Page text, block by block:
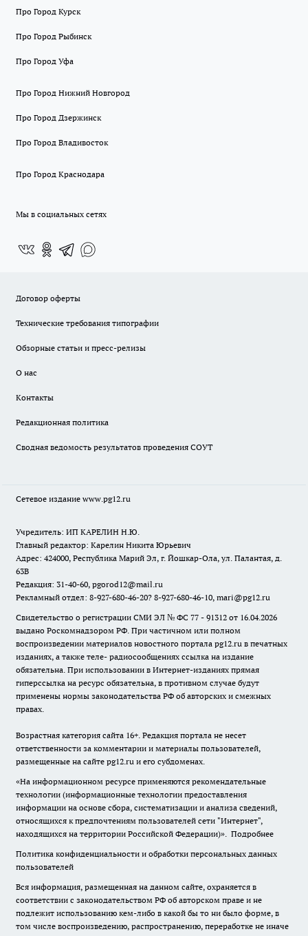
Про Город Курск
Про Город Рыбинск
Про Город Уфа
Про Город Нижний Новгород
Про Город Дзержинск
Про Город Владивосток
Про Город Краснодара
Мы в социальных сетях
Договор оферты
Технические требования типографии
Обзорные статьи и пресс-релизы
О нас
Контакты
Редакционная политика
Сводная ведомость результатов проведения СОУТ
Сетевое издание www.pg12.ru
Учредитель: ИП КАРЕЛИН Н.Ю.
Главный редактор: Карелин Никита Юрьевич
Адрес: 424000, Республика Марий Эл, г. Йошкар-Ола, ул. Палантая, д.
63В
Редакция: 31-40-60, pgorod12@mail.ru
Рекламный отдел: 8-927-680-46-20? 8-927-680-46-10, mari@pg12.ru
Свидетельство о регистрации СМИ ЭЛ № ФС 77 - 91312 от 16.04.2026
выдано Роскомнадзором РФ. При частичном или полном
воспроизведении материалов новостного портала pg12.ru в печатных
изданиях, а также теле- радиосообщениях ссылка на издание
обязательна. При использовании в Интернет-изданиях прямая
гиперссылка на ресурс обязательна, в противном случае будут
применены нормы законодательства РФ об авторских и смежных
правах.
Возрастная категория сайта 16+. Редакция портала не несет
ответственности за комментарии и материалы пользователей,
размещенные на сайте pg12.ru и его субдоменах.
«На информационном ресурсе применяются рекомендательные
технологии (информационные технологии предоставления
информации на основе сбора, систематизации и анализа сведений,
относящихся к предпочтениям пользователей сети "Интернет",
находящихся на территории Российской Федерации)». Подробнее
Политика конфиденциальности и обработки персональных данных
пользователей
Вся информация, размещенная на данном сайте, охраняется в
соответствии с законодательством РФ об авторском праве и не
подлежит использованию кем-либо в какой бы то ни было форме, в
том числе воспроизведению, распространению, переработке не иначе